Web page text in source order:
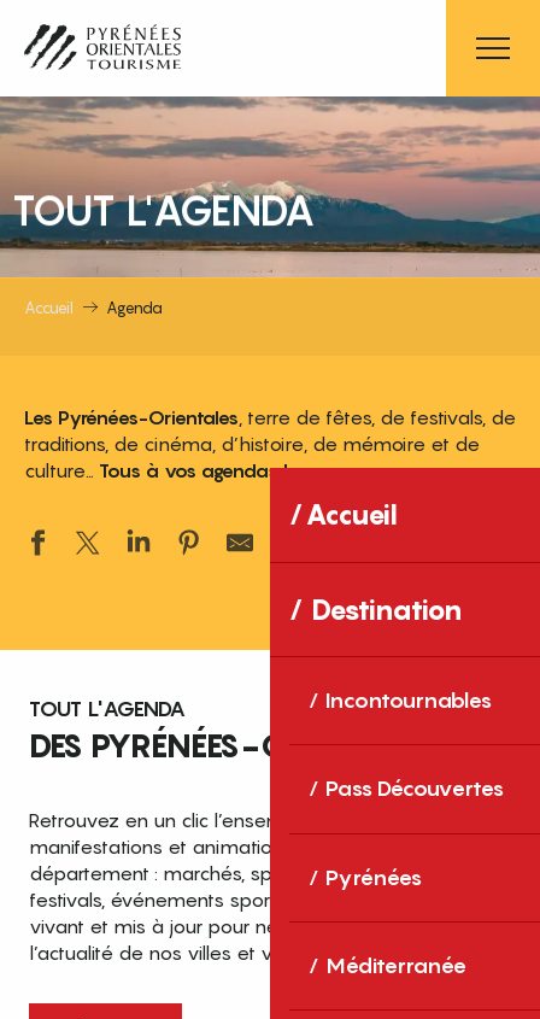
contenu
principal
Accueil
Destination
Incontournables
Pass Découvertes
Pyrénées
Méditerranée
TOUT L'AGENDA
Accueil Agenda
Les Pyrénées-Orientales , terre de fêtes, de festivals, de
traditions, de cinéma, d’histoire, de mémoire et de
culture… Tous à vos agendas !
TOUT L'AGENDA
DES PYRÉNÉES-ORIENTALES
Retrouvez en un clic l’ensemble des fêtes,
manifestations et animations recensées dans le
département : marchés, spectacles, expositions,
festivals, événements sportifs et culturels… un agenda
vivant et mis à jour pour ne rien manquer de
l’actualité de nos villes et villages.